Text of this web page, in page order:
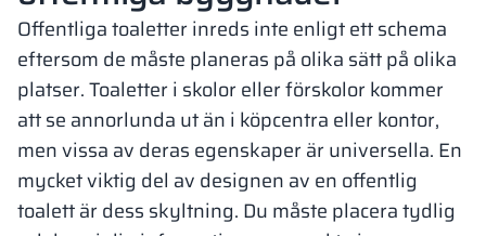
Offentliga toaletter inreds inte enligt ett schema
eftersom de måste planeras på olika sätt på olika
platser. Toaletter i skolor eller förskolor kommer
att se annorlunda ut än i köpcentra eller kontor,
men vissa av deras egenskaper är universella. En
mycket viktig del av designen av en offentlig
toalett är dess skyltning. Du måste placera tydlig